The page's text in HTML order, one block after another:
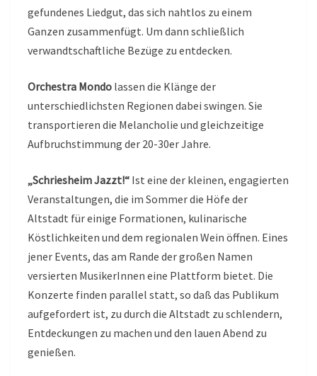
gefundenes Liedgut, das sich nahtlos zu einem
Ganzen zusammenfügt. Um dann schließlich
verwandtschaftliche Bezüge zu entdecken.
Orchestra Mondo lassen die Klänge der
unterschiedlichsten Regionen dabei swingen. Sie
transportieren die Melancholie und gleichzeitige
Aufbruchstimmung der 20-30er Jahre.
„Schriesheim Jazzt!“ Ist eine der kleinen, engagierten
Veranstaltungen, die im Sommer die Höfe der
Altstadt für einige Formationen, kulinarische
Köstlichkeiten und dem regionalen Wein öffnen. Eines
jener Events, das am Rande der großen Namen
versierten MusikerInnen eine Plattform bietet. Die
Konzerte finden parallel statt, so daß das Publikum
aufgefordert ist, zu durch die Altstadt zu schlendern,
Entdeckungen zu machen und den lauen Abend zu
genießen.